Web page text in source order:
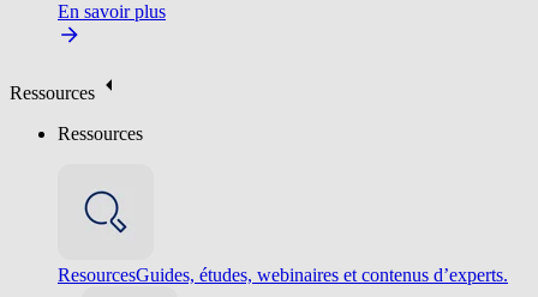
En savoir plus
Ressources
Ressources
ResourcesGuides, études, webinaires et contenus d’experts.